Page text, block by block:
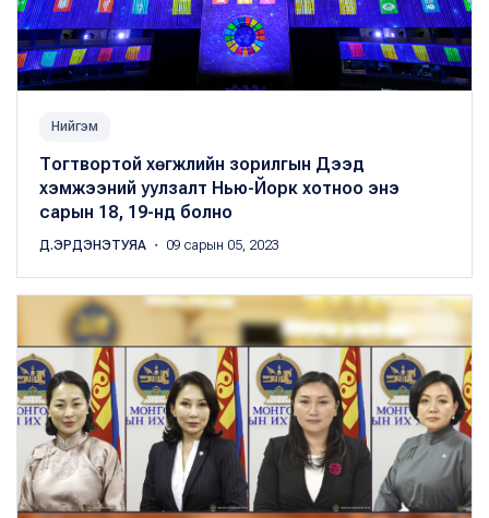
Нийгэм
Тогтвортой хөгжлийн зорилгын Дээд
хэмжээний уулзалт Нью-Йорк хотноо энэ
сарын 18, 19-нд болно
Д.ЭРДЭНЭТУЯА ・ 09 сарын 05, 2023